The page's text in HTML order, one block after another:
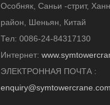
Особняк, Саньи -стрит,
район, Шеньян, Китай
Тел: 0086-24-84317130
Интернет:
ЭЛЕКТРОННАЯ ПОЧТА :
enquiry@symtowercrane.com